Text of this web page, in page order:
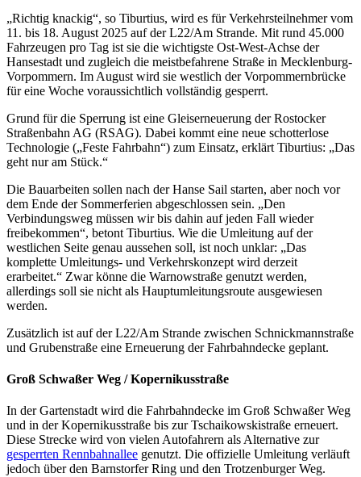
„Richtig knackig“, so Tiburtius, wird es für Verkehrsteilnehmer vom
11. bis 18. August 2025 auf der L22/Am Strande. Mit rund 45.000
Fahrzeugen pro Tag ist sie die wichtigste Ost-West-Achse der
Hansestadt und zugleich die meistbefahrene Straße in Mecklenburg-
Vorpommern. Im August wird sie westlich der Vorpommernbrücke
für eine Woche voraussichtlich vollständig gesperrt.
Grund für die Sperrung ist eine Gleiserneuerung der Rostocker
Straßenbahn AG (RSAG). Dabei kommt eine neue schotterlose
Technologie („Feste Fahrbahn“) zum Einsatz, erklärt Tiburtius: „Das
geht nur am Stück.“
Die Bauarbeiten sollen nach der Hanse Sail starten, aber noch vor
dem Ende der Sommerferien abgeschlossen sein. „Den
Verbindungsweg müssen wir bis dahin auf jeden Fall wieder
freibekommen“, betont Tiburtius. Wie die Umleitung auf der
westlichen Seite genau aussehen soll, ist noch unklar: „Das
komplette Umleitungs- und Verkehrskonzept wird derzeit
erarbeitet.“ Zwar könne die Warnowstraße genutzt werden,
allerdings soll sie nicht als Hauptumleitungsroute ausgewiesen
werden.
Zusätzlich ist auf der L22/Am Strande zwischen Schnickmannstraße
und Grubenstraße eine Erneuerung der Fahrbahndecke geplant.
Groß Schwaßer Weg / Kopernikusstraße
In der Gartenstadt wird die Fahrbahndecke im Groß Schwaßer Weg
und in der Kopernikusstraße bis zur Tschaikowskistraße erneuert.
Diese Strecke wird von vielen Autofahrern als Alternative zur
gesperrten Rennbahnallee genutzt. Die offizielle Umleitung verläuft
jedoch über den Barnstorfer Ring und den Trotzenburger Weg.